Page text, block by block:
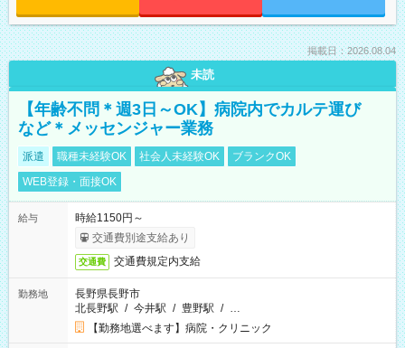
掲載日：2026.08.04
未読
【年齢不問＊週3日～OK】病院内でカルテ運び
など＊メッセンジャー業務
派遣 職種未経験OK 社会人未経験OK
ブランクOK
WEB登録・面接OK
給与
時給1150円～
交通費別途支給あり
交通費 交通費規定内支給
勤務地
長野県長野市
北長野駅 / 今井駅 / 豊野駅 / …
【勤務地選べます】病院・クリニック